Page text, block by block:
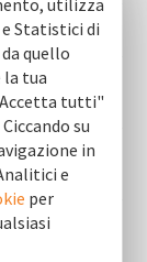
2026
cofidi.it
piccole
nuovo
utilizza
Statistici di
quello
tua
tutti"
su
in
e
per